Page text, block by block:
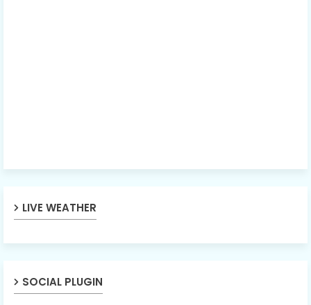
LIVE WEATHER
SOCIAL PLUGIN